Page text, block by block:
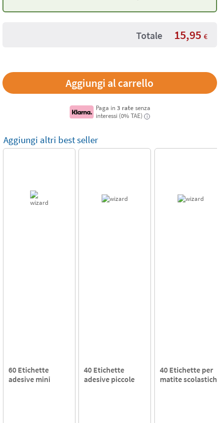
Totale 15,95 €
Paga in 3 rate senza
interessi (0% TAE)
i
Aggiungi altri best seller
60 Etichette
adesive mini
40 Etichette
adesive piccole
40 Etichette per
matite scolastiche